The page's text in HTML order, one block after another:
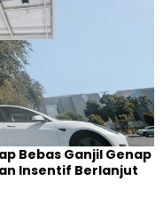
Bebas Ganjil Genap
Insentif Berlanjut